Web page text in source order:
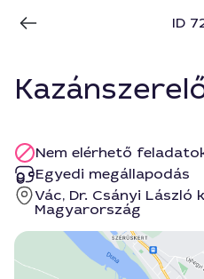
ID
Nem elérhető
Egyedi megállapodás
Vác, Dr. Csányi László
Magyarország